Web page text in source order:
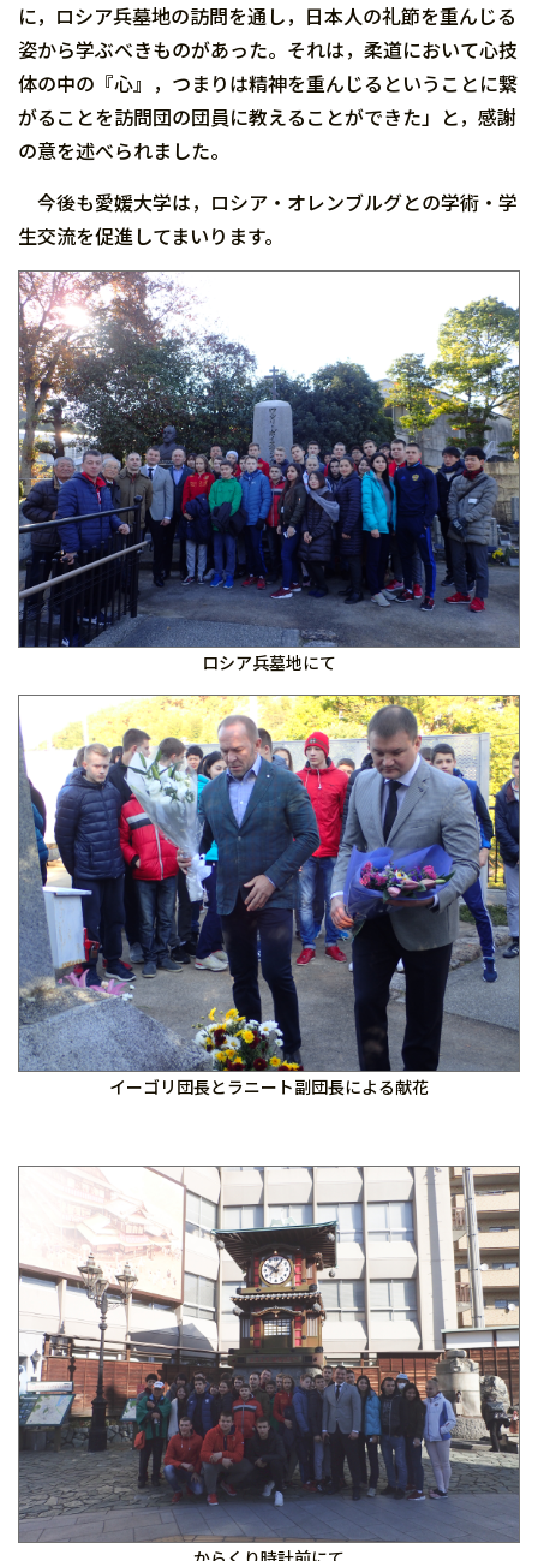
に，ロシア兵墓地の訪問を通し，日本人の礼節を重んじる
姿から学ぶべきものがあった。それは，柔道において心技
体の中の『心』，つまりは精神を重んじるということに繋
がることを訪問団の団員に教えることができた」と， 感謝
の意を述べられました。
今後も愛媛大学は，ロシア・オレンブルグとの学術・学
生交流を促進してまいります。
ロシア兵墓地にて
イーゴリ団長とラニート副団長による献花